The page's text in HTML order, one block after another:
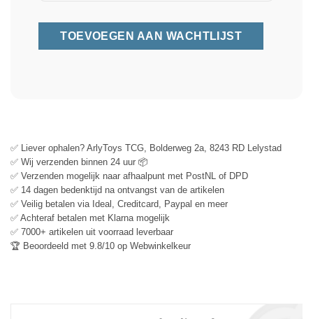
✅ Liever ophalen? ArlyToys TCG, Bolderweg 2a, 8243 RD Lelystad
✅ Wij verzenden binnen 24 uur 📦
✅ Verzenden mogelijk naar afhaalpunt met PostNL of DPD
✅ 14 dagen bedenktijd na ontvangst van de artikelen
✅ Veilig betalen via Ideal, Creditcard, Paypal en meer
✅ Achteraf betalen met Klarna mogelijk
✅ 7000+ artikelen uit voorraad leverbaar
🏆 Beoordeeld met 9.8/10 op Webwinkelkeur